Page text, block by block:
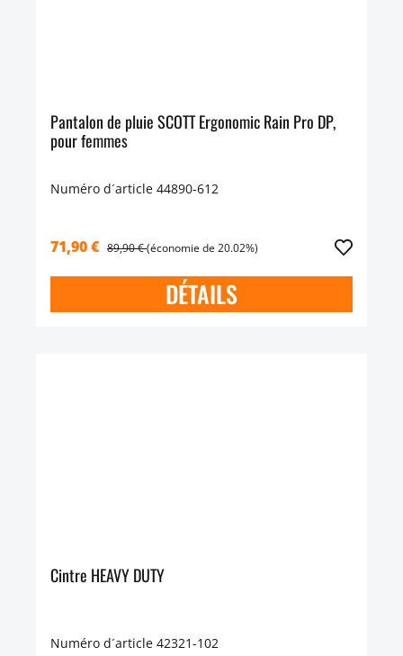
Pantalon de pluie SCOTT Ergonomic Rain Pro DP,
pour femmes
Numéro d´article 44890-612
71,90 € 89,90 €(économie de 20.02%)
DÉTAILS
Cintre HEAVY DUTY
Numéro d´article 42321-102